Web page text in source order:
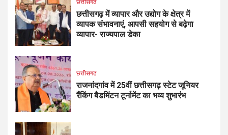
छत्तीसगढ
छत्तीसगढ़ में व्यापार और उद्योग के क्षेत्र में
व्यापक संभावनाएं, आपसी सहयोग से बढ़ेगा
व्यापार- राज्यपाल डेका
छत्तीसगढ
राजनांदगांव में 25वीं छत्तीसगढ़ स्टेट जूनियर
रैंकिंग बैडमिंटन टूर्नामेंट का भव्य शुभारंभ